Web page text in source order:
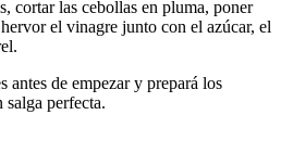
cortar las cebollas en pluma, poner
el vinagre junto con el azúcar, el
antes de empezar y prepará los
perfecta.